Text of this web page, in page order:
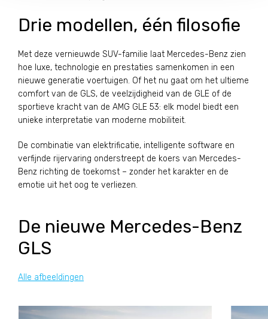
Drie modellen, één filosofie
Met deze vernieuwde SUV-familie laat Mercedes-Benz zien
hoe luxe, technologie en prestaties samenkomen in een
nieuwe generatie voertuigen. Of het nu gaat om het ultieme
comfort van de GLS, de veelzijdigheid van de GLE of de
sportieve kracht van de AMG GLE 53: elk model biedt een
unieke interpretatie van moderne mobiliteit.
De combinatie van elektrificatie, intelligente software en
verfijnde rijervaring onderstreept de koers van Mercedes-
Benz richting de toekomst – zonder het karakter en de
emotie uit het oog te verliezen.
De nieuwe Mercedes-Benz
GLS
Alle afbeeldingen